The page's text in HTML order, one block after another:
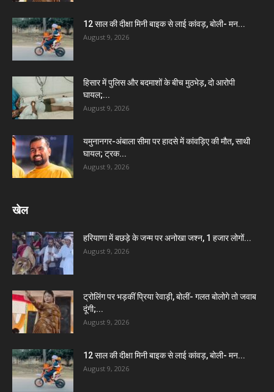
12 साल की दीक्षा मिनी बाइक से लाई कांवड़, बोली- मन...
August 9, 2026
हिसार में पुलिस और बदमाशों के बीच मुठभेड़, दो आरोपी
घायल;...
August 9, 2026
यमुनानगर-अंबाला सीमा पर हादसे में कांवड़िए की मौत, साथी
घायल; ट्रक...
August 9, 2026
खेल
हरियाणा में बछड़े के जन्म पर अनोखा जश्न, 1 हजार लोगों...
August 9, 2026
ट्रोलिंग पर भड़कीं प्रिया रेवाड़ी, बोलीं- गलत बोलोगे तो जवाब
दूंगी;...
August 9, 2026
12 साल की दीक्षा मिनी बाइक से लाई कांवड़, बोली- मन...
August 9, 2026